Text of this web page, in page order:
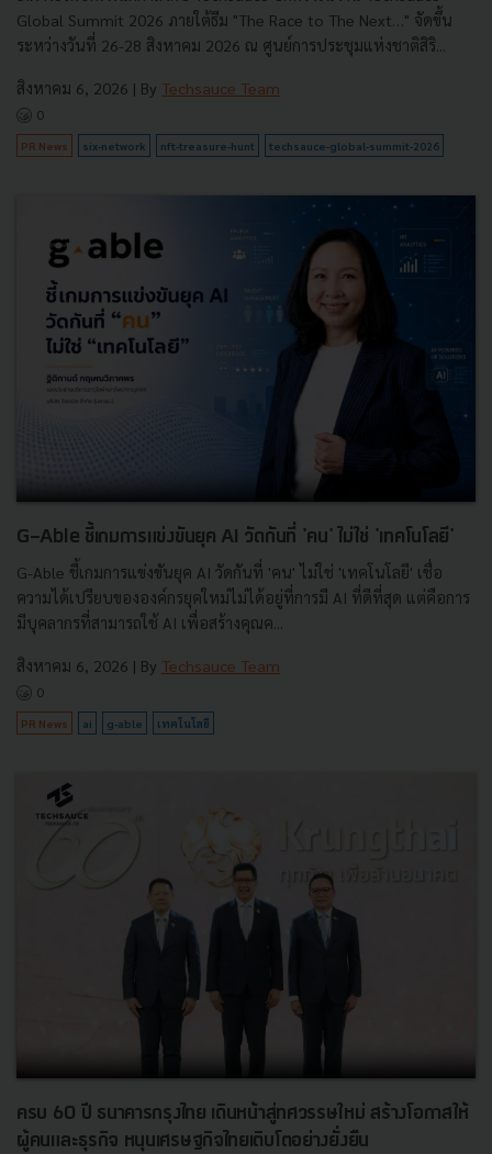
Global Summit 2026 ภายใต้ธีม "The Race to The Next…" จัดขึ้น
ระหว่างวันที่ 26-28 สิงหาคม 2026 ณ ศูนย์การประชุมแห่งชาติสิริ...
สิงหาคม 6, 2026 | By Techsauce Team
0
PR News six-network nft-treasure-hunt techsauce-global-summit-2026
G-Able ชี้เกมการแข่งขันยุค AI วัดกันที่ 'คน' ไม่ใช่ 'เทคโนโลยี'
G-Able ชี้เกมการแข่งขันยุค AI วัดกันที่ 'คน' ไม่ใช่ 'เทคโนโลยี' เชื่อ
ความได้เปรียบขององค์กรยุคใหม่ไม่ได้อยู่ที่การมี AI ที่ดีที่สุด แต่คือการ
มีบุคลากรที่สามารถใช้ AI เพื่อสร้างคุณค...
สิงหาคม 6, 2026 | By Techsauce Team
0
PR News ai g-able เทคโนโลยี
ครบ 60 ปี ธนาคารกรุงไทย เดินหน้าสู่ทศวรรษใหม่ สร้างโอกาสให้
ผู้คนและธุรกิจ หนุนเศรษฐกิจไทยเติบโตอย่างยั่งยืน